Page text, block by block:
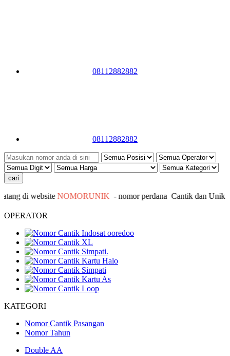
08112882882
08112882882
di websiteNOMORUNIK- nomorperdana Cantik dan Unik -
OPERATOR
KATEGORI
Nomor Cantik Pasangan
Nomor Tahun
Double AA